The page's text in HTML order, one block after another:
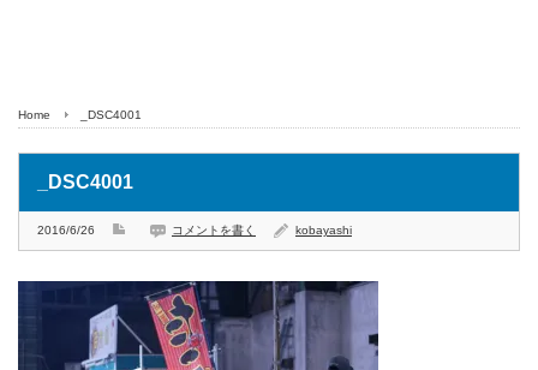
Home _DSC4001
_DSC4001
2016/6/26 コメントを書く kobayashi